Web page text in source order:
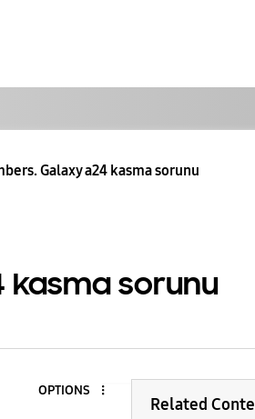
Galaxy a24 kasma sorunu
kasma sorunu
OPTIONS
Related